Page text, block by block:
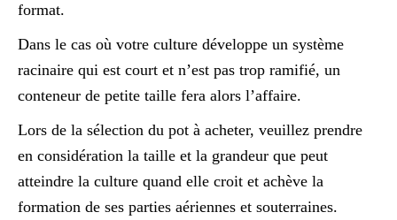
format.
Dans le cas où votre culture développe un système
racinaire qui est court et n’est pas trop ramifié, un
conteneur de petite taille fera alors l’affaire.
Lors de la sélection du pot à acheter, veuillez prendre
en considération la taille et la grandeur que peut
atteindre la culture quand elle croit et achève la
formation de ses parties aériennes et souterraines.